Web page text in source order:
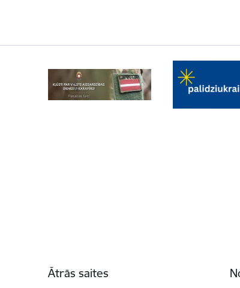
Ātrās saites